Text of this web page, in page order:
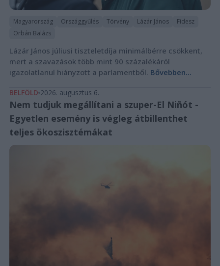
Magyarország Országgyűlés Törvény Lázár János
Fidesz
Orbán Balázs
Lázár János júliusi tiszteletdíja minimálbérre csökkent,
mert a szavazások több mint 90 százalékáról
igazolatlanul hiányzott a parlamentből. Bővebben...
BELFÖLD 2026. augusztus 6.
Nem tudjuk megállítani a szuper-El Niñót -
Egyetlen esemény is végleg átbillenthet
teljes ökoszisztémákat